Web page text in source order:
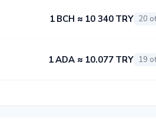
1 BCH ≈ 10 340 TRY 20
1 ADA ≈ 10.077 TRY 19